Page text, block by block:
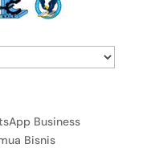
Business
Bisnis